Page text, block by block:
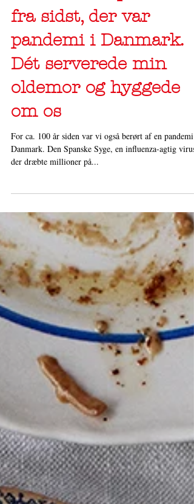
18 nemme opskrifter
fra sidst, der var
pandemi i Danmark.
Dét serverede min
oldemor og hyggede
om os
For ca. 100 år siden var vi også berørt af en pandemi i
der dræbte millioner på...